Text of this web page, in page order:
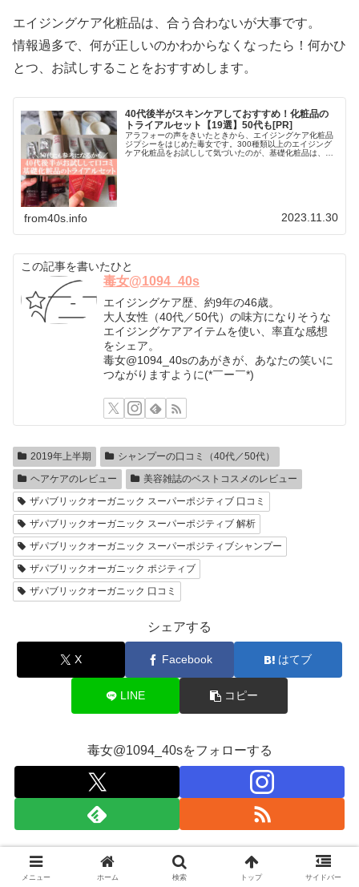
エイジングケア化粧品は、合う合わないが大事です。
情報過多で、何が正しいのかわからなくなったら！何かひ
とつ、お試しすることをおすすめします。
40代後半がスキンケアしておすすめ！化粧品の
トライアルセット【19選】50代も[PR]
アラフォーの声をきいたときから、エイジングケア化粧品
ジプシーをはじめた毒女です。300種類以上のエイジング
ケア化粧品をお試しして気づいたのが、基礎化粧品は、最
from40s.info 2023.11.30
この記事を書いたひと
毒女@1094_40s
エイジングケア歴、約9年の46歳。
大人女性（40代／50代）の味方になりそうな
エイジングケアアイテムを使い、率直な感想
をシェア。
毒女@1094_40sのあがきが、あなたの笑いに
つながりますように(*￣ー￣*)
2019年上半期
シャンプーの口コミ（40代／50代）
ヘアケアのレビュー
美容雑誌のベストコスメのレビュー
ザパブリックオーガニック スーパーポジティブ 口コミ
ザパブリックオーガニック スーパーポジティブ 解析
ザパブリックオーガニック スーパーポジティブシャンプー
ザパブリックオーガニック ポジティブ
ザパブリックオーガニック 口コミ
シェアする
X Facebook はてブ
LINE コピー
毒女@1094_40sをフォローする
毒女@1094_40s
メニュー ホーム 検索 トップ サイドバー